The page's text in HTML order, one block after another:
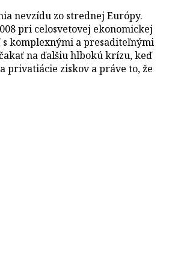
nevzídu zo strednej Európy.
pri celosvetovej ekonomickej
s komplexnými a presaditeľnými
na ďalšiu hlbokú krízu, keď
privatiácie ziskov a práve to, že